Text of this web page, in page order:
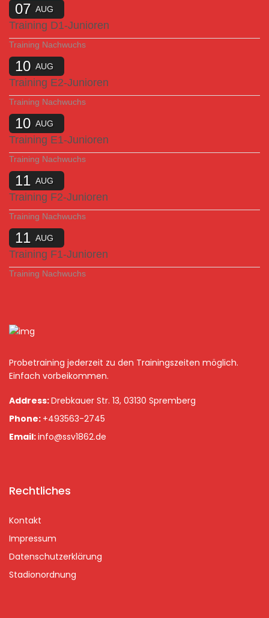
07 AUG
Training D1-Junioren
Training Nachwuchs
10 AUG
Training E2-Junioren
Training Nachwuchs
10 AUG
Training E1-Junioren
Training Nachwuchs
11 AUG
Training F2-Junioren
Training Nachwuchs
11 AUG
Training F1-Junioren
Training Nachwuchs
Probetraining jederzeit zu den Trainingszeiten möglich.
Einfach vorbeikommen.
Address:Drebkauer Str. 13, 03130 Spremberg
Phone: +493563-2745
Email:info@ssv1862.de
Rechtliches
Kontakt
Impressum
Datenschutzerklärung
Stadionordnung